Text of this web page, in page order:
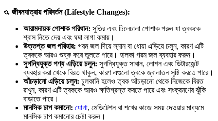
৩. জীবনযাত্রায় পরিবর্তন (Lifestyle Changes):
আরামদায়ক পোশাক পরিধান: সুতির এবং ঢিলেঢালা পোশাক পরুন যা ত্বককে
শ্বাস নিতে দেয় এবং ঘষা লাগা কমায়।
উত্তপ্ত জল পরিহার: গরম জল দিয়ে স্নান বা ধোয়া এড়িয়ে চলুন, কারণ এটি
ত্বককে আরও শুষ্ক করে তুলতে পারে। হালকা গরম জল ব্যবহার করুন।
সুগন্ধিযুক্ত পণ্য এড়িয়ে চলুন: সুগন্ধিযুক্ত সাবান, লোশন এবং ডিটারজেন্ট
ব্যবহার করা থেকে বিরত থাকুন, কারণ এগুলো ত্বকে জ্বালাতন সৃষ্টি করতে পারে।
আঁচড়ানো এড়িয়ে চলুন: চুলকানি হলেও ত্বক আঁচড়ানো থেকে নিজেকে বিরত
রাখুন, কারণ এটি ত্বককে আরও ক্ষতিগ্রস্ত করতে পারে এবং সংক্রমণের ঝুঁকি
বাড়াতে পারে।
মানসিক চাপ কমানো: যোগা, মেডিটেশন বা শখের কাজে সময় দেওয়ার মাধ্যমে
মানসিক চাপ কমানোর চেষ্টা করুন।